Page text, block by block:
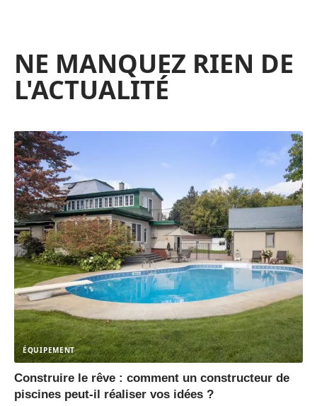
NE MANQUEZ RIEN DE
L'ACTUALITÉ
ÉQUIPEMENT
Construire le rêve : comment un constructeur de
piscines peut-il réaliser vos idées ?